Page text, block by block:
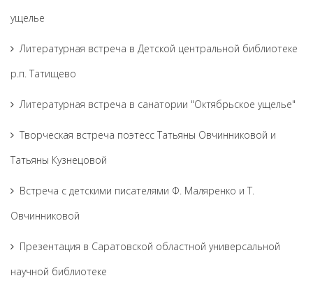
ущелье
Литературная встреча в Детской центральной библиотеке
р.п. Татищево
Литературная встреча в санатории "Октябрьское ущелье"
Творческая встреча поэтесс Татьяны Овчинниковой и
Татьяны Кузнецовой
Встреча с детскими писателями Ф. Маляренко и Т.
Овчинниковой
Презентация в Саратовской областной универсальной
научной библиотеке